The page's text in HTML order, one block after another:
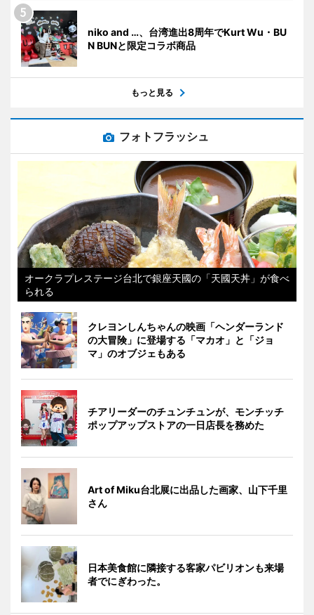
niko and …、台湾進出8周年でKurt Wu・BU
N BUNと限定コラボ商品
もっと見る
フォトフラッシュ
オークラプレステージ台北で銀座天國の「天國天丼」が食べ
られる
クレヨンしんちゃんの映画「ヘンダーランド
の大冒険」に登場する「マカオ」と「ジョ
マ」のオブジェもある
チアリーダーのチュンチュンが、モンチッチ
ポップアップストアの一日店長を務めた
Art of Miku台北展に出品した画家、山下千里
さん
日本美食館に隣接する客家パビリオンも来場
者でにぎわった。